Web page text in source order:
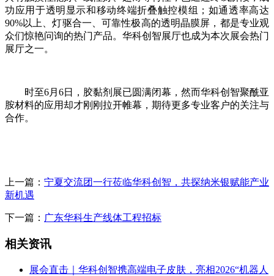
功应用于透明显示和移动终端折叠触控模组；如通透率高达
90%以上、灯驱合一、可靠性极高的透明晶膜屏，都是专业观
众们惊艳问询的热门产品。华科创智展厅也成为本次展会热门
展厅之一。
时至6月6日，胶黏剂展已圆满闭幕，然而华科创智聚酰亚
胺材料的应用却才刚刚拉开帷幕，期待更多专业客户的关注与
合作。
上一篇： 宁夏交流团一行莅临华科创智，共探纳米银赋能产业
新机遇
下一篇： 广东华科生产线体工程招标
相关资讯
展会直击｜华科创智携高端电子皮肤，亮相2026“机器人